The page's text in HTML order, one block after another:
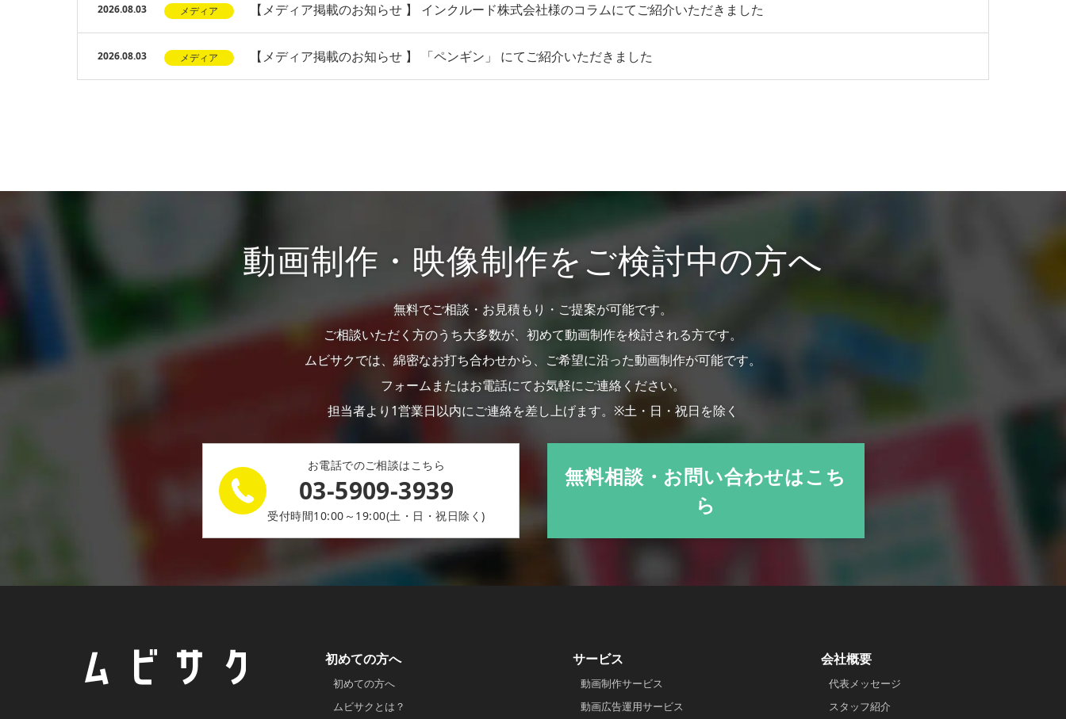
2026.08.03 メディア 【メディア掲載のお知らせ 】 インクルード株式会社様のコラムにてご紹介いただきました
2026.08.03 メディア 【メディア掲載のお知らせ 】 「ペンギン」 にてご紹介いただきました
動画制作・映像制作を ご検討中の方へ
無料でご相談・お見積もり・ご提案が可能です。
ご相談いただく方のうち大多数が、初めて動画制作を検討される方です。
ムビサクでは、綿密なお打ち合わせから、ご希望に沿った動画制作が可能です。
フォームまたはお電話にてお気軽にご連絡ください。
担当者より1営業日以内にご連絡を差し上げます。 ※土・日・祝日を除く
お電話でのご相談はこちら
03-5909-3939
受付時間10:00～19:00(土・日・祝日除く)
無料相談・お問い合わせはこち
ら
初めての方へ
初めての方へ
ムビサクとは？
サービス
動画制作サービス
動画広告運用サービス
会社概要
代表メッセージ
スタッフ紹介